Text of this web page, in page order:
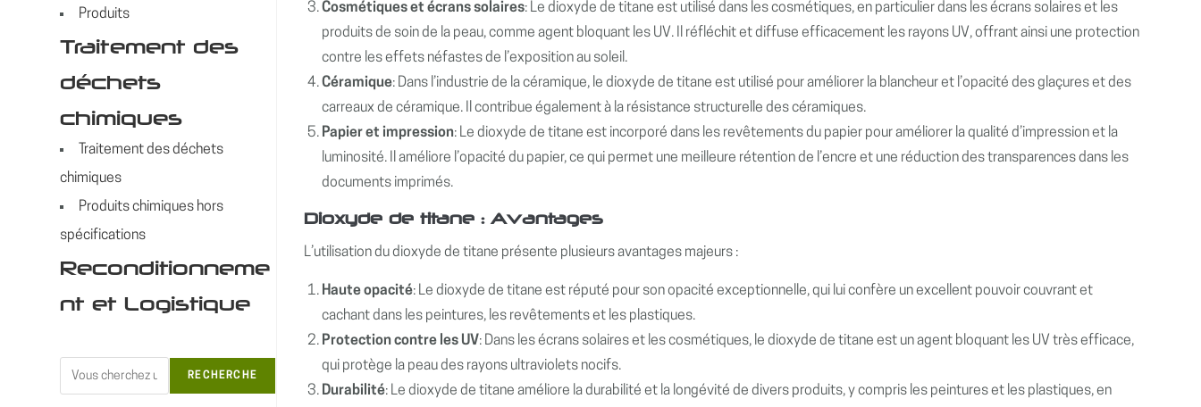
Cosmétiques et écrans solaires: Le dioxyde de titane est utilisé dans les cosmétiques, en particulier dans les écrans solaires et les
produits de soin de la peau, comme agent bloquant les UV. Il réfléchit et diffuse efficacement les rayons UV, offrant ainsi une protection
contre les effets néfastes de l’exposition au soleil.
Céramique: Dans l’industrie de la céramique, le dioxyde de titane est utilisé pour améliorer la blancheur et l’opacité des glaçures et des
carreaux de céramique. Il contribue également à la résistance structurelle des céramiques.
Papier et impression: Le dioxyde de titane est incorporé dans les revêtements du papier pour améliorer la qualité d’impression et la
luminosité. Il améliore l’opacité du papier, ce qui permet une meilleure rétention de l’encre et une réduction des transparences dans les
documents imprimés.
Dioxyde de titane : Avantages
L’utilisation du dioxyde de titane présente plusieurs avantages majeurs :
Haute opacité: Le dioxyde de titane est réputé pour son opacité exceptionnelle, qui lui confère un excellent pouvoir couvrant et
cachant dans les peintures, les revêtements et les plastiques.
Protection contre les UV: Dans les écrans solaires et les cosmétiques, le dioxyde de titane est un agent bloquant les UV très efficace,
qui protège la peau des rayons ultraviolets nocifs.
Durabilité: Le dioxyde de titane améliore la durabilité et la longévité de divers produits, y compris les peintures et les plastiques, en
Produits
Traitement des
déchets
chimiques
Traitement des déchets
chimiques
Produits chimiques hors
spécifications
Reconditionneme
nt et Logistique
Rechercher
RECHERCHE